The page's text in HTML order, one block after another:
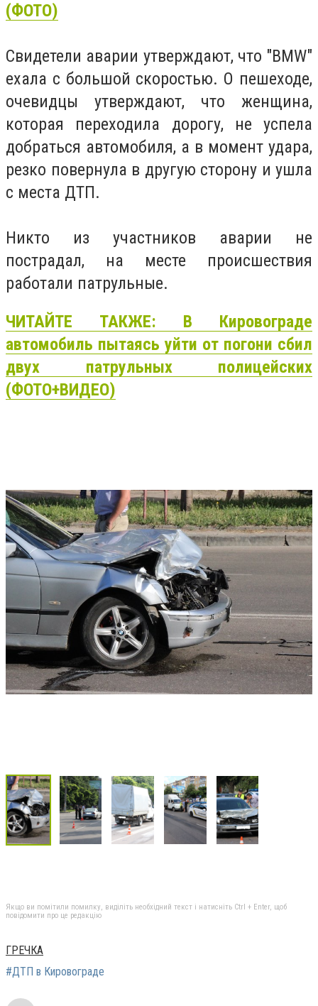
(ФОТО)
Свидетели аварии утверждают, что "BMW"
ехала с большой скоростью. О пешеходе,
очевидцы утверждают, что женщина,
которая переходила дорогу, не успела
добраться автомобиля, а в момент удара,
резко повернула в другую сторону и ушла
с места ДТП.
Никто из участников аварии не
пострадал, на месте происшествия
работали патрульные.
ЧИТАЙТЕ ТАКЖЕ: В Кировограде
автомобиль пытаясь уйти от погони сбил
двух патрульных полицейских
(ФОТО+ВИДЕО)
Якщо ви помітили помилку, виділіть необхідний текст і натисніть Ctrl + Enter, щоб
повідомити про це редакцію
ГРЕЧКА
#ДТП в Кировограде